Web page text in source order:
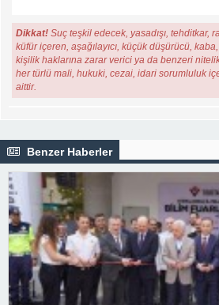
Dikkat! Suç teşkil edecek, yasadışı, tehditkar,
küfür içeren, aşağılayıcı, küçük düşürücü,
kişilik haklarına zarar verici ya da benzeri
her türlü mali, hukuki, cezai, idari sorumluluk
aittir.
Benzer Haberler